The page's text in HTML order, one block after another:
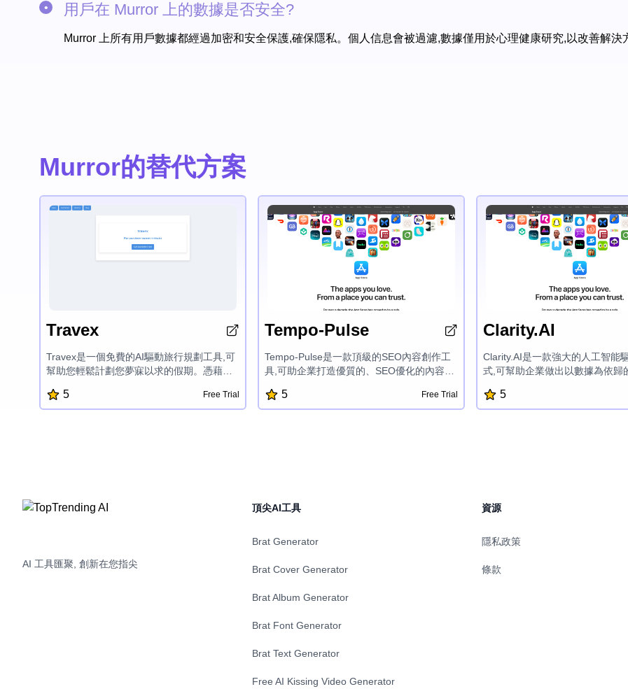
用戶在 Murror 上的數據是否安全?
Murror 上所有用戶數據都經過加密和安全保護,確保隱私。個人信息會被過濾,數據僅用於心理健康研究,以改善解決
Murror的替代方案
Travex
Travex是一個免費的AI驅動旅行規劃工具,可
幫助您輕鬆計劃您夢寐以求的假期。憑藉其
個性化行程,發現熱門目的地,並獲取旅行小貼
士,充分利用您的行程。Travex簡化了度假規
5 Free Trial
Tempo-Pulse
Tempo-Pulse是一款頂級的SEO內容創作工
具,可助企業打造優質的、SEO優化的內容。
生成表現出色、能在搜索引擎上排名靠前,又
能吸引觀眾的概述、描述和文章。
5 Free Trial
Clarity.AI
Clarity.AI是一款強大的人工智能
式,可幫助企業做出以數據為依歸
市場趨勢、客戶行為和營運效率
察。其直觀的儀表板提供可定制
5
AI 工具匯聚, 創新在您指尖
頂尖AI工具
Brat Generator
Brat Cover Generator
Brat Album Generator
Brat Font Generator
Brat Text Generator
Free AI Kissing Video Generator
資源
隱私政策
條款